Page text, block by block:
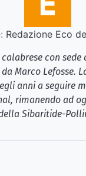
Redazione Eco
con sede
Marco Lefosse.
anni a seguire
rimanendo ad
Sibaritide-